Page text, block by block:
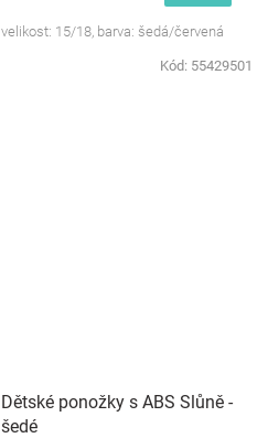
velikost: 15/18, barva: šedá/červená
Kód: 55429501
Dětské ponožky s ABS Slůně -
šedé